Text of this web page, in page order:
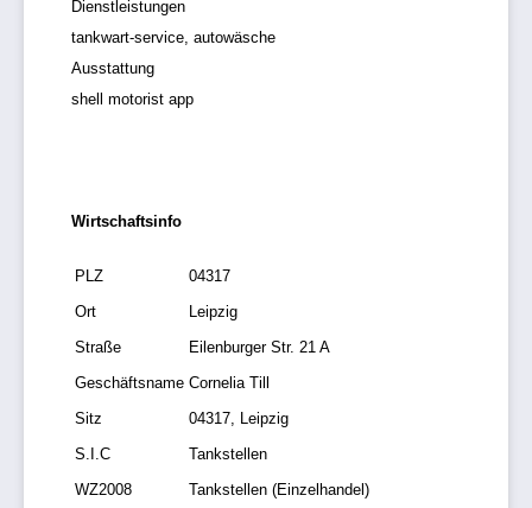
Dienstleistungen
tankwart-service, autowäsche
Ausstattung
shell motorist app
Wirtschaftsinfo
PLZ
04317
Ort
Leipzig
Straße
Eilenburger Str. 21 A
Geschäftsname Cornelia Till
Sitz
04317, Leipzig
S.I.C
Tankstellen
WZ2008
Tankstellen (Einzelhandel)